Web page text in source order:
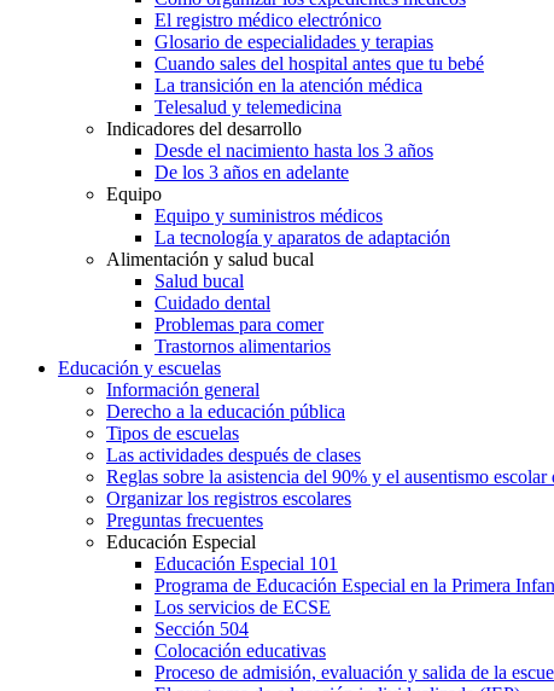
El registro médico electrónico
Glosario de especialidades y terapias
Cuando sales del hospital antes que tu bebé
La transición en la atención médica
Telesalud y telemedicina
Indicadores del desarrollo
Desde el nacimiento hasta los 3 años
De los 3 años en adelante
Equipo
Equipo y suministros médicos
La tecnología y aparatos de adaptación
Alimentación y salud bucal
Salud bucal
Cuidado dental
Problemas para comer
Trastornos alimentarios
Educación y escuelas
Información general
Derecho a la educación pública
Tipos de escuelas
Las actividades después de clases
Reglas sobre la asistencia del 90% y el ausentismo escolar
Organizar los registros escolares
Preguntas frecuentes
Educación Especial
Educación Especial 101
Programa de Educación Especial en la Primera
Los servicios de ECSE
Sección 504
Colocación educativas
Proceso de admisión, evaluación y salida de la